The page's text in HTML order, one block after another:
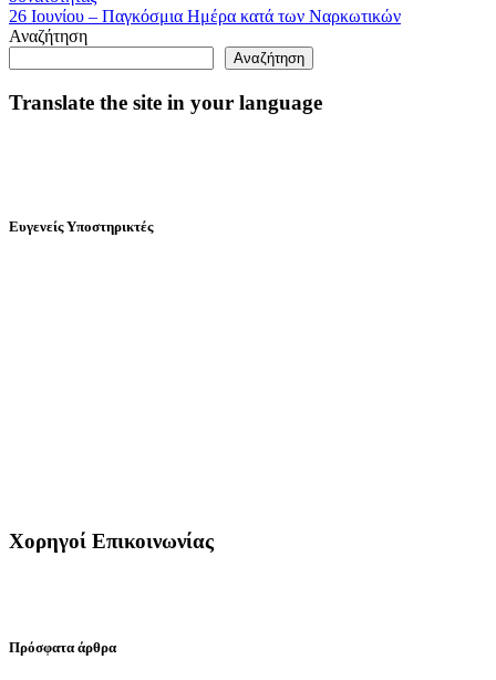
26 Ιουνίου – Παγκόσμια Ημέρα κατά των Ναρκωτικών
Αναζήτηση
Αναζήτηση
Translate the site in your language
Ευγενείς Υποστηρικτές
Χορηγοί Επικοινωνίας
Πρόσφατα άρθρα